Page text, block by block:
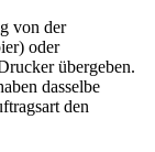
von der
oder
übergeben.
dasselbe
den